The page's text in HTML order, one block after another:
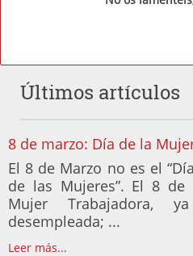
Últimos artículos
8 de marzo: Día de la
El 8 de Marzo no es el
de las Mujeres”. El 8
Mujer Trabajadora,
desempleada; ...
Leer más...